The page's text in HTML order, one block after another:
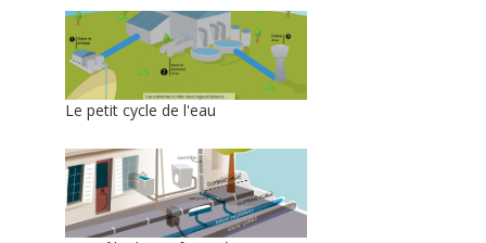
Le petit cycle de l'eau